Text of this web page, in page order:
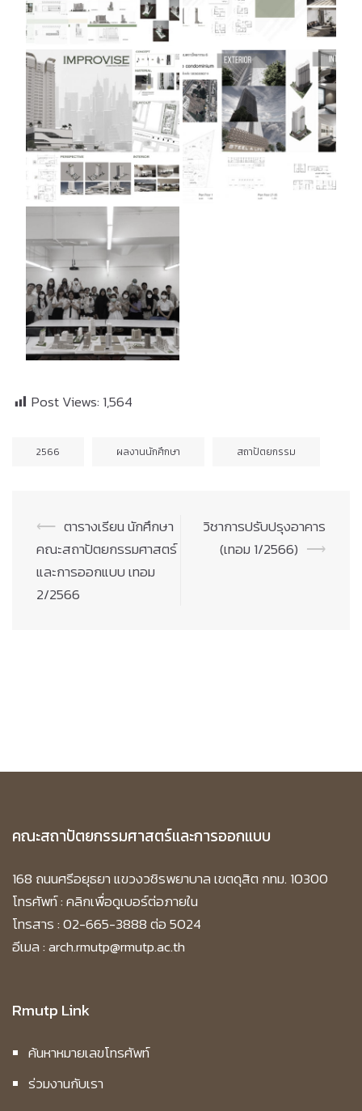
Post Views: 1,564
2566 ผลงานนักศึกษา สถาปัตยกรรม
Post
navigation
⟵ ตารางเรียน นักศึกษา
คณะสถาปัตยกรรมศาสตร์
และการออกแบบ เทอม
2/2566
วิชาการปรับปรุงอาคาร
(เทอม 1/2566) ⟶
คณะสถาปัตยกรรมศาสตร์และการออกแบบ
168 ถนนศรีอยุธยา แขวงวชิรพยาบาล เขตดุสิต กทม. 10300
โทรศัพท์ :คลิกเพื่อดูเบอร์ต่อภายใน
โทรสาร : 02-665-3888 ต่อ 5024
อีเมล : arch.rmutp@rmutp.ac.th
Rmutp Link
ค้นหาหมายเลขโทรศัพท์
ร่วมงานกับเรา